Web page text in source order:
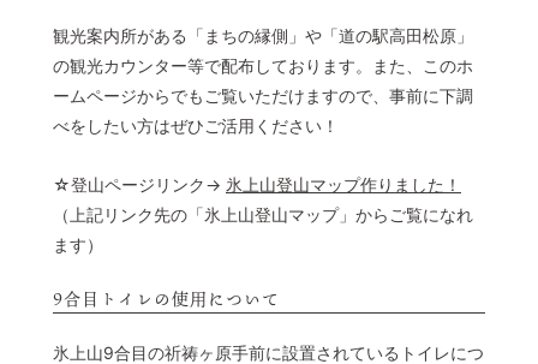
観光案内所がある「まちの縁側」や「道の駅高田松原」
の観光カウンター等で配布しております。また、このホ
ームページからでもご覧いただけますので、事前に下調
べをしたい方はぜひご活用ください！
☆登山ページリンク→ 氷上山登山マップ作りました！
（上記リンク先の「氷上山登山マップ」からご覧になれ
ます）
9合目トイレの使用について
氷上山9合目の祈祷ヶ原手前に設置されているトイレにつ